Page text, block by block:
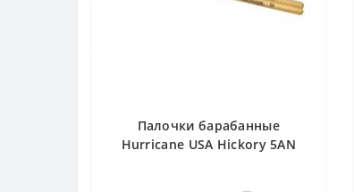
Палочки барабанные
Hurricane USA Hickory 5AN